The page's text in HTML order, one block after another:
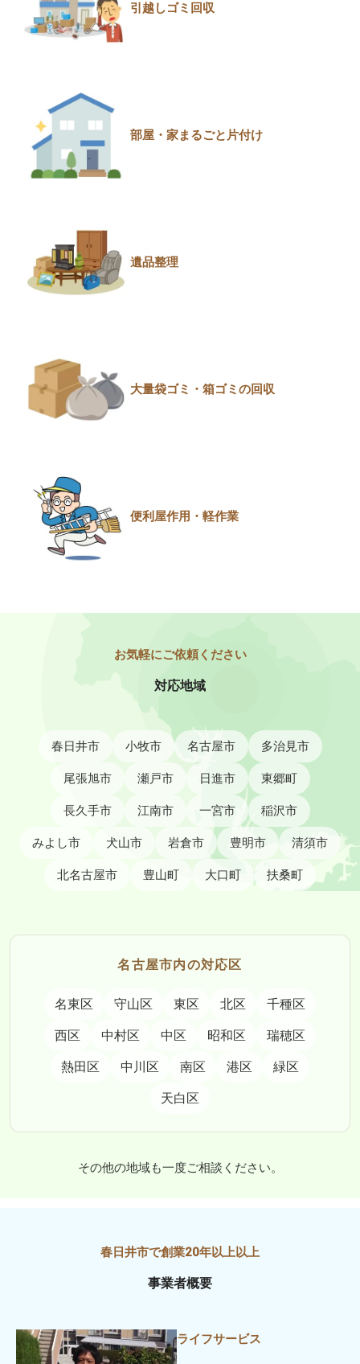
引越しゴミ回収
部屋・家まるごと片付け
遺品整理
大量袋ゴミ・箱ゴミの回収
便利屋作用・軽作業
対応地域
春日井市 小牧市 名古屋市 多治見市
尾張旭市 瀬戸市 日進市 東郷町
長久手市 江南市 一宮市 稲沢市
みよし市 犬山市 岩倉市 豊明市 清須市
北名古屋市 豊山町 大口町 扶桑町
名古屋市内の対応区
名東区 守山区 東区 北区 千種区
西区 中村区 中区 昭和区 瑞穂区
熱田区 中川区 南区 港区 緑区
天白区
その他の地域も一度ご相談ください。
事業者概要
ライフサービス